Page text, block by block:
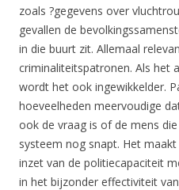
zoals ?gegevens over
gevallen de
in die buurt zit. Allemaal
criminaliteitspatronen. Als het
wordt het ook ingewikkelder.
hoeveelheden meervoudige
ook de vraag is of de mens
systeem nog snapt. Het
inzet van de politiecapaciteit
in het bijzonder effectiviteit